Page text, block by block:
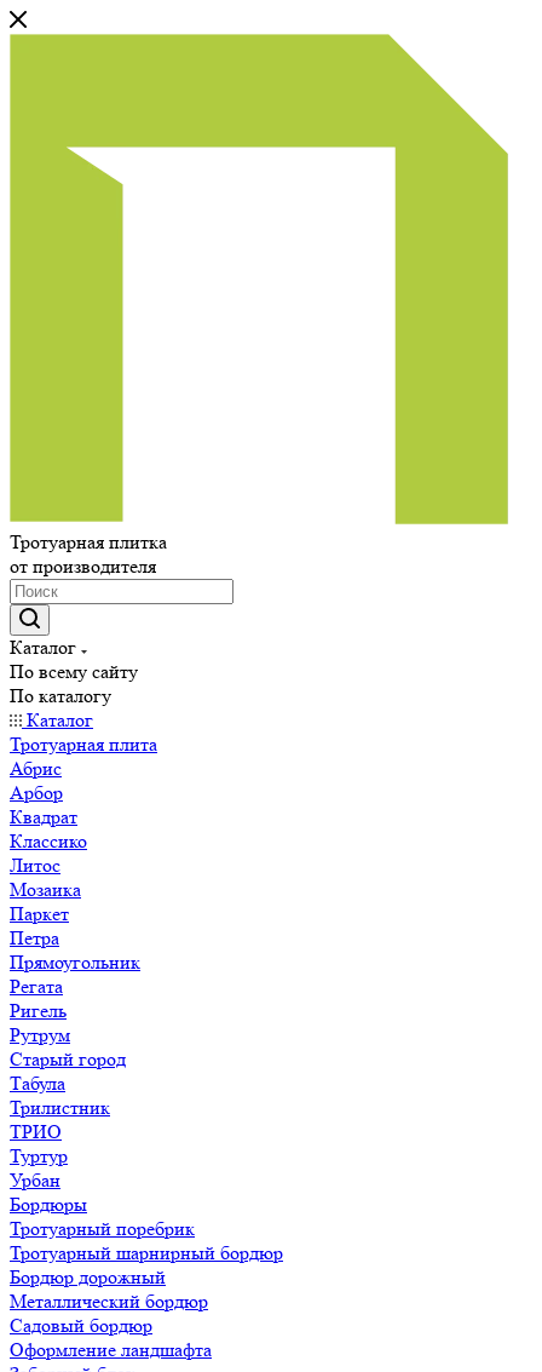
Тротуарная плитка
от производителя
Каталог
По всему сайту
По каталогу
Каталог
Тротуарная плита
Абрис
Арбор
Квадрат
Классико
Литос
Мозаика
Паркет
Петра
Прямоугольник
Регата
Ригель
Рутрум
Старый город
Табула
Трилистник
ТРИО
Туртур
Урбан
Бордюры
Тротуарный поребрик
Тротуарный шарнирный бордюр
Бордюр дорожный
Металлический бордюр
Садовый бордюр
Оформление ландшафта